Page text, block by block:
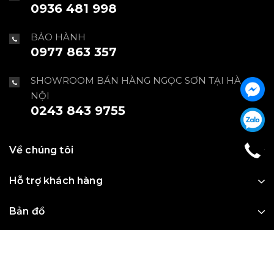
0936 481 998
BẢO HÀNH
0977 863 357
SHOWROOM BÁN HÀNG NGỌC SƠN TẠI HÀ
NỘI
0243 843 9755
Về chúng tôi
Hỗ trợ khách hàng
Bản đồ